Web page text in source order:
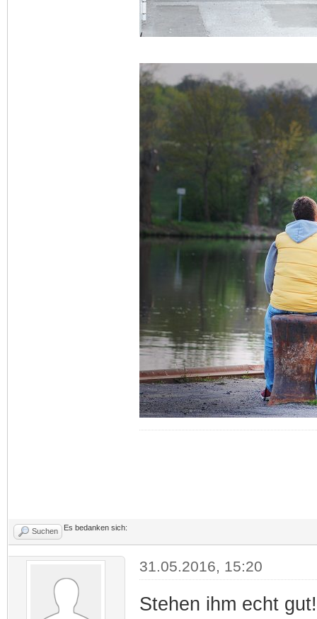
Suchen Es bedanken sich:
31.05.2016, 15:20
Stehen ihm echt gut!